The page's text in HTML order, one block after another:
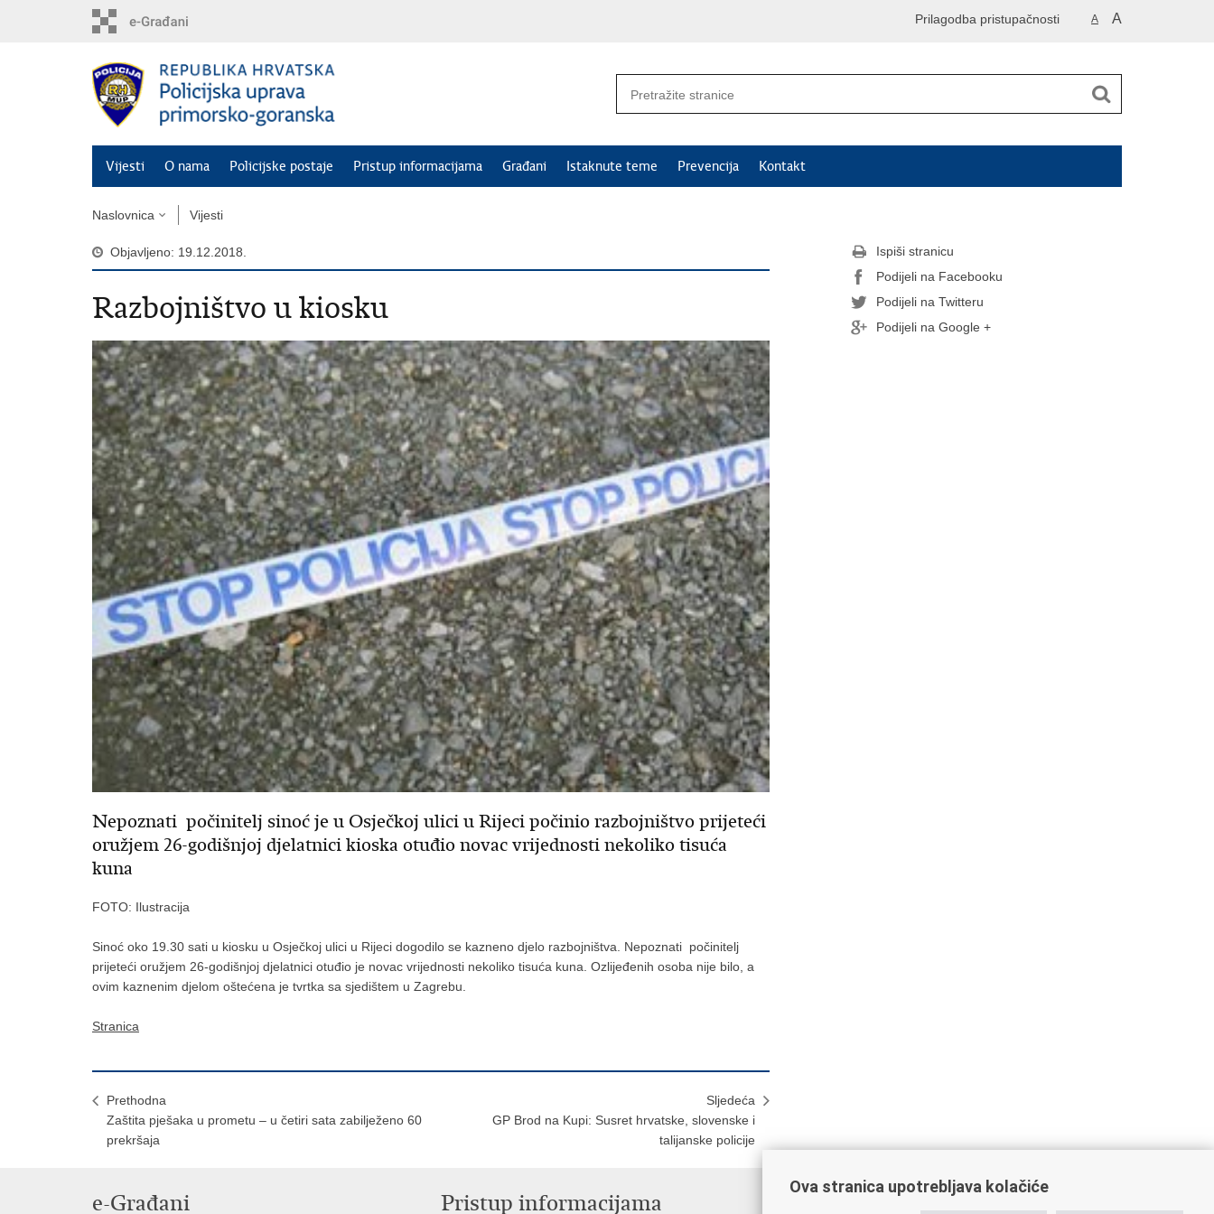
A A
Prilagodba pristupačnosti
Vijesti O nama Policijske postaje Pristup informacijama Građani Istaknute teme Prevencija Kontakt
Naslovnica Vijesti
Objavljeno: 19.12.2018.
Razbojništvo u kiosku
Nepoznati počinitelj sinoć je u Osječkoj ulici u Rijeci počinio razbojništvo prijeteći
oružjem 26-godišnjoj djelatnici kioska otuđio novac vrijednosti nekoliko tisuća
kuna
FOTO: Ilustracija
Sinoć oko 19.30 sati u kiosku u Osječkoj ulici u Rijeci dogodilo se kazneno djelo razbojništva. Nepoznati počinitelj
prijeteći oružjem 26-godišnjoj djelatnici otuđio je novac vrijednosti nekoliko tisuća kuna. Ozlijeđenih osoba nije bilo, a
ovim kaznenim djelom oštećena je tvrtka sa sjedištem u Zagrebu.
Stranica
Prethodna
Zaštita pješaka u prometu – u četiri sata zabilježeno 60
prekršaja
Sljedeća
GP Brod na Kupi: Susret hrvatske, slovenske i
talijanske policije
Ispiši stranicu
Podijeli na Facebooku
Podijeli na Twitteru
Podijeli na Google +
e-Građani Pristup informacijama Važne poveznice
Ova stranica upotrebljava kolačiće